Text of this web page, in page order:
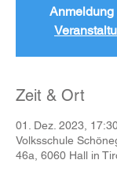
Zeit & Ort
01. Dez. 2023,
Volksschule
46a, 6060 Hall in